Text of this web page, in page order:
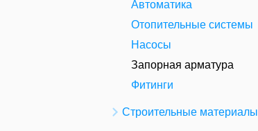
Автоматика
Отопительные системы
Насосы
Запорная арматура
Фитинги
Строительные материалы